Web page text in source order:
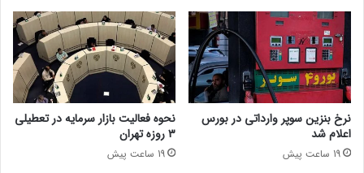
نرخ بنزین سوپر وارداتی در بورس
اعلام شد
19 ساعت پیش
نحوه فعالیت بازار سرمایه در تعطیلی
۳ روزه تهران
19 ساعت پیش